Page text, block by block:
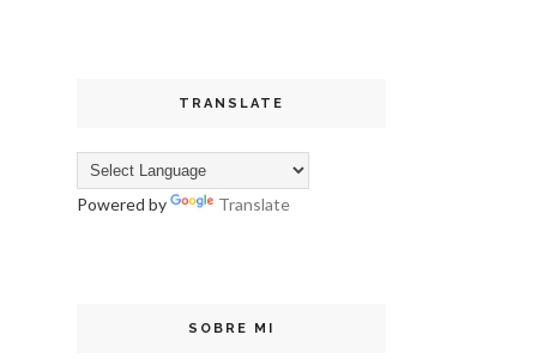
TRANSLATE
Powered by Translate
SOBRE MI